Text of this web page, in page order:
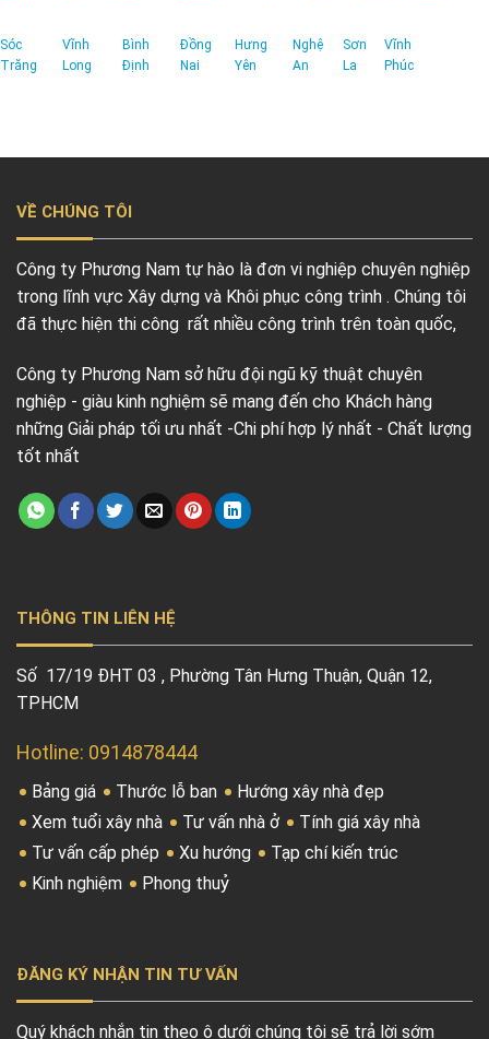
Sóc
Trăng
Vĩnh
Long
Bình
Định
Đồng
Nai
Hưng
Yên
Nghệ
An
Sơn
La
Vĩnh
Phúc
VỀ CHÚNG TÔI
Công ty Phương Nam tự hào là đơn vi nghiệp chuyên nghiệp
trong lĩnh vực Xây dựng và Khôi phục công trình . Chúng tôi
đã thực hiện thi công rất nhiều công trình trên toàn quốc,
Công ty Phương Nam sở hữu đội ngũ kỹ thuật chuyên
nghiệp - giàu kinh nghiệm sẽ mang đến cho Khách hàng
những Giải pháp tối ưu nhất -Chi phí hợp lý nhất - Chất lượng
tốt nhất
THÔNG TIN LIÊN HỆ
Số 17/19 ĐHT 03 , Phường Tân Hưng Thuận, Quận 12,
TPHCM
Hotline: 0914878444
Bảng giá Thước lỗ ban
Hướng xây nhà đẹp
Xem tuổi xây nhà
Tư vấn nhà ở
Tính giá xây nhà
Tư vấn cấp phép
Xu hướng
Tạp chí kiến trúc
Kinh nghiệm
Phong thuỷ
ĐĂNG KÝ NHẬN TIN TƯ VẤN
Quý khách nhắn tin theo ô dưới chúng tôi sẽ trả lời sớm